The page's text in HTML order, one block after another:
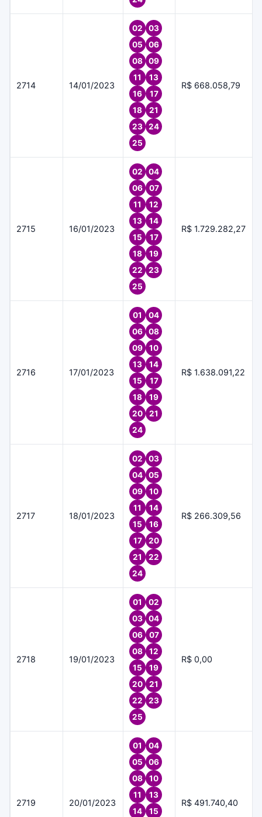
2714 14/01/2023
02
03
05
06
08
09
11
13
16
17
18
21
23
24
25
R$ 668.058,79
2715 16/01/2023
02
04
06
07
11
12
13
14
15
17
18
19
22
23
25
R$ 1.729.282,27
2716 17/01/2023
01
04
06
08
09
10
13
14
15
17
18
19
20
21
24
R$ 1.638.091,22
2717 18/01/2023
02
03
04
05
09
10
11
14
15
16
17
20
21
22
24
R$ 266.309,56
2718 19/01/2023
01
02
03
04
06
07
08
12
15
19
20
21
22
23
25
R$ 0,00
2719 20/01/2023
01
04
05
06
08
10
11
13
14
15
R$ 491.740,40